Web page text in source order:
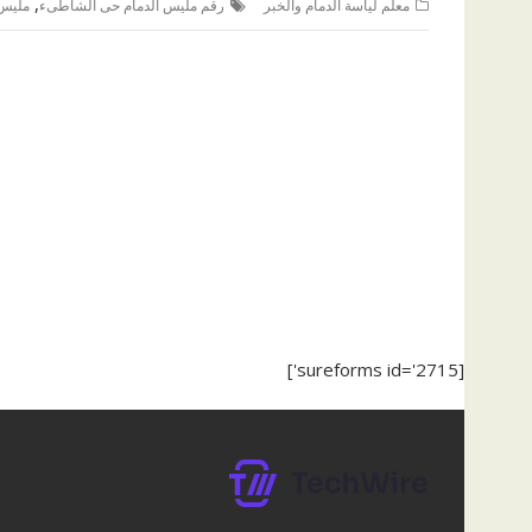
معلم لياسة الدمام والخبر رقم مليس الدمام حى الشاطىء
[sureforms id='2715']